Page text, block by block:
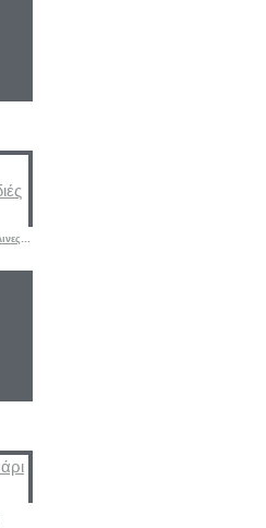
Χειροποίητη γυάλα με ξύλινη βάση, ξύλινες καρδιές και φωτογραφία